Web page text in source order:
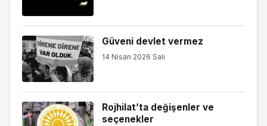
Güveni devlet vermez
14 Nisan 2026 Salı
Rojhilat’ta değişenler ve
seçenekler